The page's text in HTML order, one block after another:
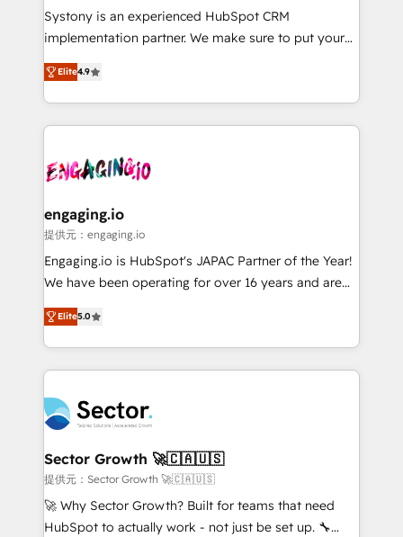
Your team learns while we build. We fix what others
broke. Built for mid-market reality—practical
constraints. By the Numbers 🏆 Top 1% of all
HubSpot partners 🔄 Top 5% globally in client
and sales ops at mid-market companies ready to
move beyond spreadsheets into unified systems
Systony is an experienced HubSpot CRM
implementation partner. We make sure to put your
organization's needs and goals first and think along
with your organization. We are only satisfied once
you are too. Why Systony? - 20+ years of
experience with CRM, Marketing, Sales & Service
Own back-end developers - Complex data
View, SuperOffice) - Custom integrations (e.g. MS
Business Central, Navision, AX, SAP, Exact, AFAS) We
focus on growing B2B companies in the SME sector
such as manufacturing, SaaS, business services and
partner, we know how important user adoption is.
That's why we have developed a step-by-step
technology and people with each other. Together we
strive for optimal customer processes and
experiences. Systony – We believe you can grow!
Elite4.9
engaging.io
提供元：engaging.io
Engaging.io is HubSpot's JAPAC Partner of the Year!
We have been operating for over 16 years and are
one of HubSpot's most experienced and technically
capable Agency Partners globally. We specialise in
complex CRM migrations, implementations,
integrations, custom CMS portal development,
businesses. Our teams are based in North America
and APAC. We are HubSpot's top-ranked Advanced
Implementation Certified Partner and we contribute
to their advisory council. We strive to do 'good work
with good people' and have worked with incredible
brands. You can see some of them on our website,
Elite5.0
Sector Growth 🚀🇨🇦🇺🇸
提供元：Sector Growth 🚀🇨🇦🇺🇸
🚀 Why Sector Growth? Built for teams that need
HubSpot to actually work - not just be set up. 🔧